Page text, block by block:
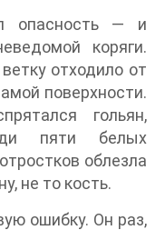
опасность — и
коряги.
отходило от
поверхности.
гольян,
пяти белых
облезла
не то кость.
ошибку. Он раз,